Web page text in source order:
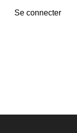
Se connecter